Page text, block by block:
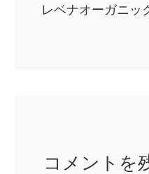
ゲレベナオーガニッ
コメントを